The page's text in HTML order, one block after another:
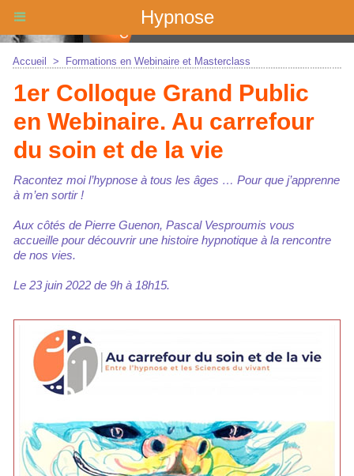
Hypnose
Accueil > Formations en Webinaire et Masterclass
1er Colloque Grand Public
en Webinaire. Au carrefour
du soin et de la vie
Racontez moi l’hypnose à tous les âges … Pour que j’apprenne
à m’en sortir !
Aux côtés de Pierre Guenon, Pascal Vesproumis vous
accueille pour découvrir une histoire hypnotique à la rencontre
de nos vies.
Le 23 juin 2022 de 9h à 18h15.